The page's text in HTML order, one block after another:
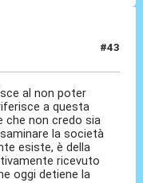
#43
al non poter
a questa
che non credo sia
la società
esiste, è della
ricevuto
oggi detiene la